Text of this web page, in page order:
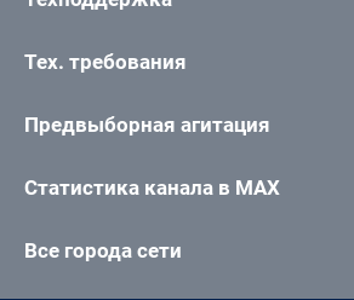
Тех. требования
Предвыборная агитация
Статистика канала в MAX
Все города сети